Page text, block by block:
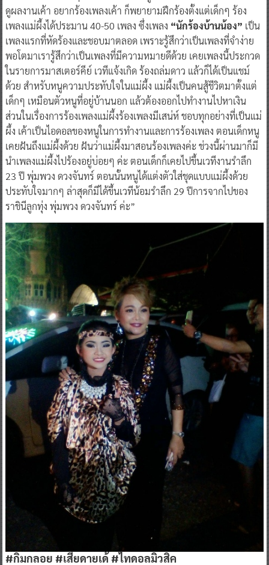
ดูผลงานเค้า อยากร้องเพลงเค้า ก็พยายามฝึกร้องตั้งแต่เด็กๆ ร้อง
เพลงแม่ผึ้งได้ประมาน 40-50 เพลง ซึ่งเพลง “นักร้องบ้านน้อง” เป็น
เพลงแรกที่หัดร้องและชอบมาตลอด เพราะรู้สึกว่าเป็นเพลงที่จำง่าย
พอโตมาเรารู้สึกว่าเป็นเพลงที่มีความหมายดีด้วย เคยเพลงนี้ประกวด
ในรายการมาสเตอร์คีย์ เวทีแจ้งเกิด ร้องถล่มดาว แล้วก็ได้เป็นแชม์
ด้วย สำหรับหนูความประทับใจในแม่ผึ้ง แม่ผึ้งเป็นคนสู้ชีวิตมาตั้งแต่
เด็กๆ เหมือนตัวหนูที่อยู่บ้านนอก แล้วต้องออกไปทำงานไปหาเงิน
ส่วนในเรื่องการร้องเพลงแม่ผึ้งร้องเพลงมีเสน่ห์ ชอบทุกอย่างที่เป็นแม่
ผึ้ง เค้าเป็นไอดอลของหนูในการทำงานและการร้องเพลง ตอนเด็กหนู
เคยฝันถึงแม่ผึ้งด้วย ฝันว่าแม่ผึ้งมาสอนร้องเพลงค่ะ ช่วงนี้ผ่านมาก็มี
นำเพลงแม่ผึ้งไปร้องอยู่บ่อยๆ ค่ะ ตอนเด็กก็เคยไปขึ้นเวทีงานรำลึก
23 ปี พุ่มพวง ดวงจันทร์ ตอนนั้นหนูได้แต่งตัวใส่ชุดแบบแม่ผึ้งด้วย
ประทับใจมากๆ ล่าสุดก็มีได้ขึ้นเวทีน้อมรำลึก 29 ปีการจากไปของ
ราชินีลูกทุ่ง พุ่มพวง ดวงจันทร์ ค่ะ”
#กิมกลอย #เสียดายเด้ #ไทดอลมิวสิค